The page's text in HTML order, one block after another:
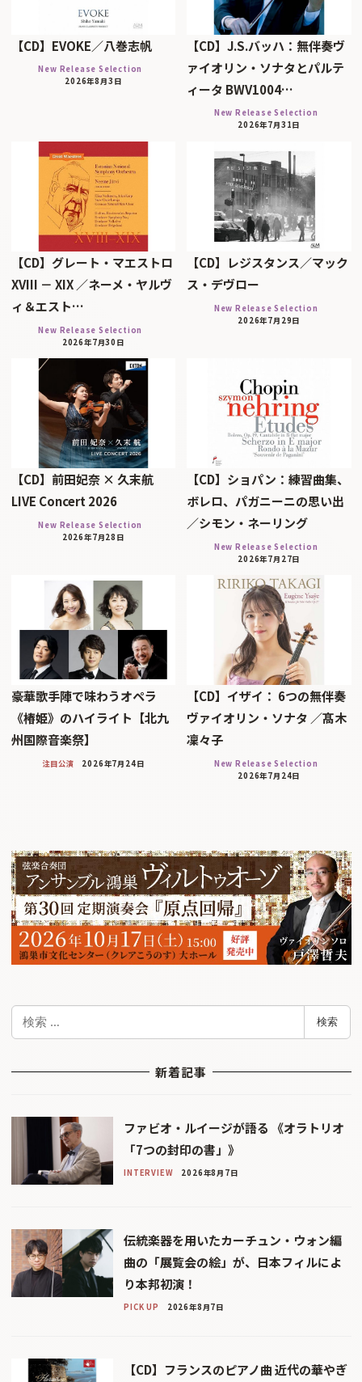
【CD】EVOKE／八巻志帆
New Release Selection
2026年8月3日
【CD】J.S.バッハ：無伴奏ヴ
ァイオリン・ソナタとパルテ
ィータ BWV1004…
New Release Selection
2026年7月31日
【CD】グレート・マエストロ
XVIII － XIX ／ネーメ・ヤルヴ
ィ＆エスト…
New Release Selection
2026年7月30日
【CD】レジスタンス／マック
ス・デヴロー
New Release Selection
2026年7月29日
【CD】前田妃奈 × 久末航
LIVE Concert 2026
New Release Selection
2026年7月28日
【CD】ショパン：練習曲集、
ボレロ、パガニーニの思い出
／シモン・ネーリング
New Release Selection
2026年7月27日
豪華歌手陣で味わうオペラ
《椿姫》のハイライト【北九
州国際音楽祭】
注目公演 2026年7月24日
【CD】イザイ： 6つの無伴奏
ヴァイオリン・ソナタ ／髙木
凜々子
New Release Selection
2026年7月24日
検
検索
新着記事
ファビオ・ルイージが語る 《オラトリオ
「7つの封印の書」》
INTERVIEW 2026年8月7日
伝統楽器を用いたカーチュン・ウォン編
曲の「展覧会の絵」が、日本フィルによ
り本邦初演！
PICK UP 2026年8月7日
【CD】フランスのピアノ曲 近代の華やぎ